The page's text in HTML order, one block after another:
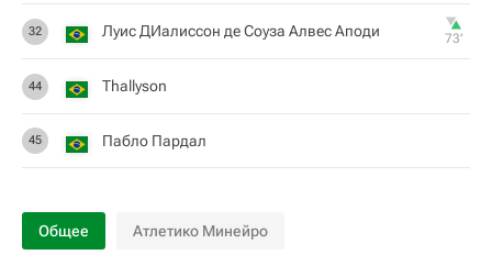
32 Луис ДИалиссон де Соуза Алвес Аподи 73‎’‎
44 Thallyson
45 Пабло Пардал
Общее Атлетико Минейро